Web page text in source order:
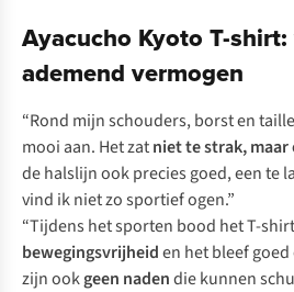
Ayacucho Kyoto T-
ademend vermogen
“Rond mijn schouders, borst en
mooi aan. Het zatniet te strak,
de halslijn ook precies goed, een te
vind ik niet zo sportief ogen.”
“Tijdens het sporten bood het T-shirt
bewegingsvrijheiden het bleef
zijn ookgeen nadendie kunnen